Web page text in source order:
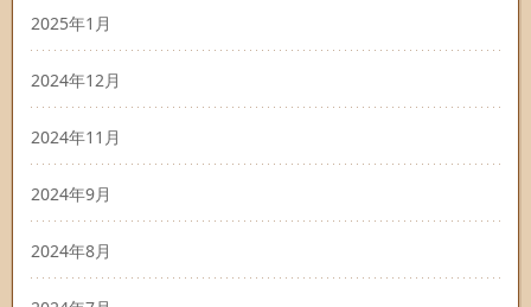
2025年1月
2024年12月
2024年11月
2024年9月
2024年8月